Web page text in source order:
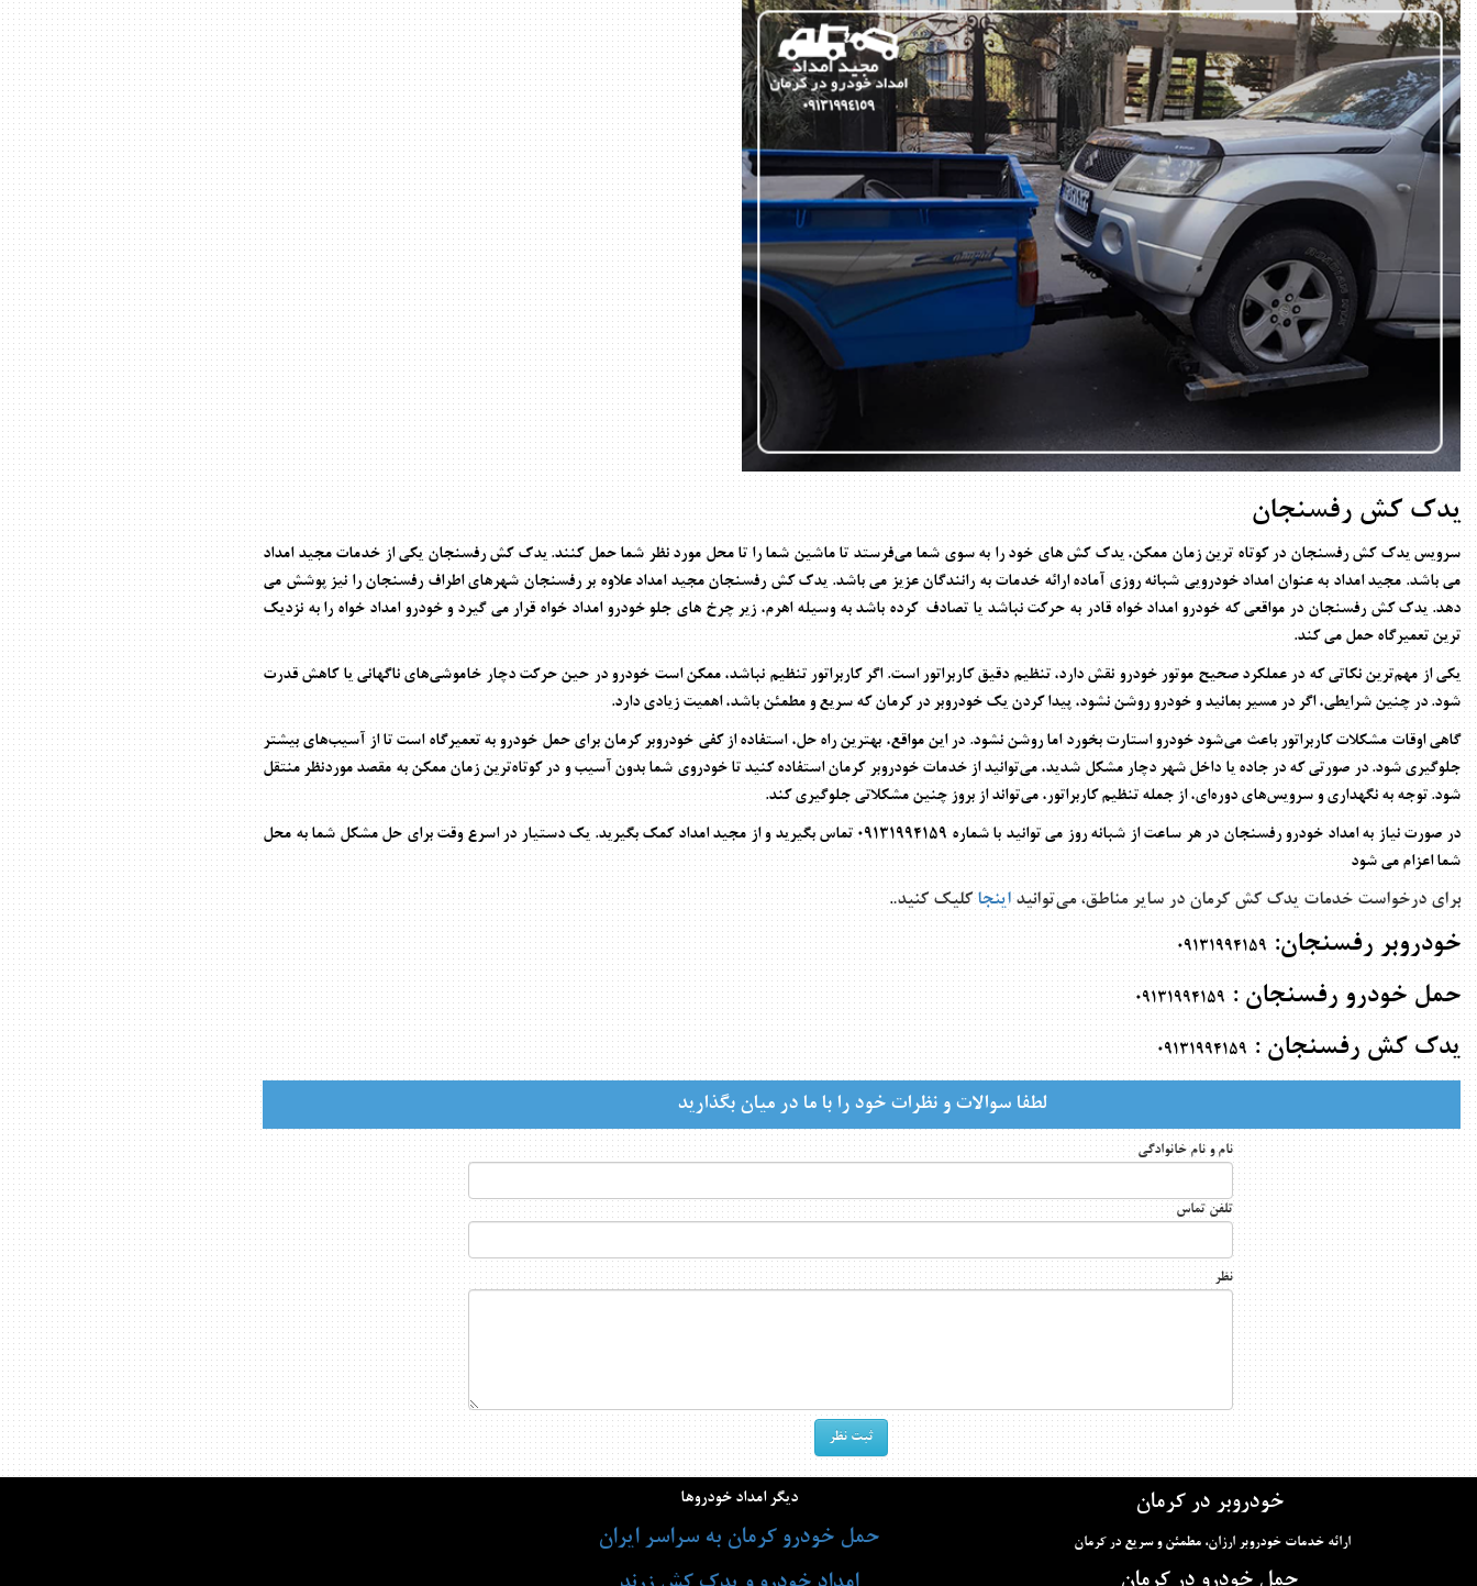
یدک کش رفسنجان
سرویسیدک کش رفسنجاندر کوتاه ترین زمان ممکن، یدک کش های خود را به سوی شما می‌فرستد تا ماشین شما را تا محل مورد نظر شما حمل کنند. یدک کش رفسنجان یکی از خدمات مجید امداد
می باشد. مجید امداد به عنوان امداد خودرویی شبانه روزی آماده ارائه خدمات به رانندگان عزیز می باشد. یدک کش رفسنجان مجید امداد علاوه بر رفسنجان شهرهای اطراف رفسنجان را نیز پوشش می
دهد. یدک کش رفسنجان در مواقعی که خودرو امداد خواه قادر به حرکت نباشد یا تصادف کرده باشد به وسیله اهرم، زیر چرخ های جلو خودرو امداد خواه قرار می گیرد و خودرو امداد خواه را به نزدیک
ترین تعمیرگاه حمل می کند.
یکی از مهم‌ترین نکاتی که در عملکرد صحیح موتور خودرو نقش دارد، تنظیم دقیق کاربراتور است. اگر کاربراتور تنظیم نباشد، ممکن است خودرو در حین حرکت دچار خاموشی‌های ناگهانی یا کاهش قدرت
شود. در چنین شرایطی، اگر در مسیر بمانید و خودرو روشن نشود، پیدا کردن یک خودروبر در کرمان که سریع و مطمئن باشد، اهمیت زیادی دارد.
گاهی اوقات مشکلات کاربراتور باعث می‌شود خودرو استارت بخورد اما روشن نشود. در این مواقع، بهترین راه حل، استفاده ازکفی خودروبر کرمانبرای حمل خودرو به تعمیرگاه است تا از آسیب‌های بیشتر
جلوگیری شود. در صورتی که در جاده یا داخل شهر دچار مشکل شدید، می‌توانید از خدماتخودروبر کرماناستفاده کنید تا خودروی شما بدون آسیب و در کوتاه‌ترین زمان ممکن به مقصد موردنظر منتقل
شود. توجه به نگهداری و سرویس‌های دوره‌ای، از جمله تنظیم کاربراتور، می‌تواند از بروز چنین مشکلاتی جلوگیری کند.
در صورت نیاز به امداد خودرو رفسنجان در هر ساعت از شبانه روز می توانید با شماره09131994159تماس بگیرید و از مجید امداد کمک بگیرید. یک دستیار در اسرع وقت برای حل مشکل شما به محل
شما اعزام می شود
برای درخواست خدماتیدک کش کرمان در سایر مناطق، می‌توانیداینجاکلیک کنید..
خودروبر رفسنجان: 09131994159
حمل خودرو رفسنجان :09131994159
یدک کش رفسنجان :09131994159
لطفا سوالات و نظرات خود را با ما در میان بگذارید
نام و نام خانوادگی
تلفن تماس
نظر
خودروبر در کرمان
ارائه خدمات خودروبر ارزان، مطمئن و سریع در کرمان
حمل خودرو در کرمان
دیگر امداد خودروها
حمل خودرو کرمان به سراسر ایران